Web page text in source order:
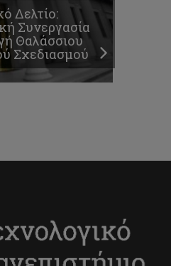
Δελτίο:
Συνεργασία
Θαλάσσιου
Σχεδιασμού